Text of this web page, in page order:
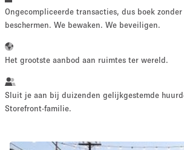
100 sq ft
~ 13 mensen
Ongecompliceerde transacties, dus boek
beschermen. We bewaken. We beveiligen.
Het grootste aanbod aan ruimtes ter wereld.
Sluit je aan bij duizenden gelijkgestemde
Storefront-familie.